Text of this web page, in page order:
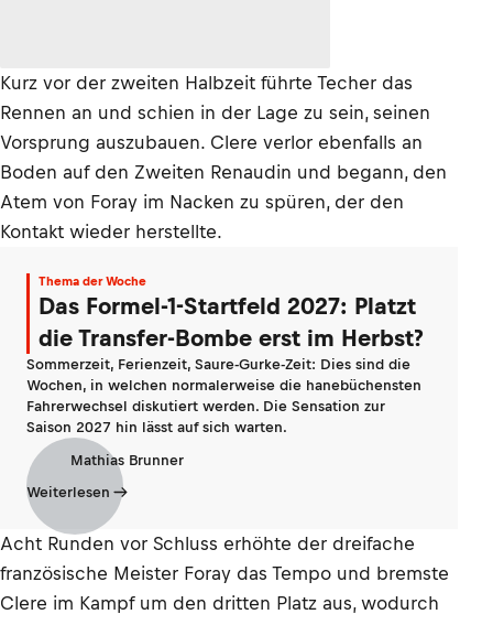
Kurz vor der zweiten Halbzeit führte Techer das
Rennen an und schien in der Lage zu sein, seinen
Vorsprung auszubauen. Clere verlor ebenfalls an
Boden auf den Zweiten Renaudin und begann, den
Atem von Foray im Nacken zu spüren, der den
Kontakt wieder herstellte.
Thema der Woche
Das Formel-1-Startfeld 2027: Platzt
die Transfer-Bombe erst im Herbst?
Sommerzeit, Ferienzeit, Saure-Gurke-Zeit: Dies sind die
Wochen, in welchen normalerweise die hanebüchensten
Fahrerwechsel diskutiert werden. Die Sensation zur
Saison 2027 hin lässt auf sich warten.
Mathias Brunner
Weiterlesen
Acht Runden vor Schluss erhöhte der dreifache
französische Meister Foray das Tempo und bremste
Clere im Kampf um den dritten Platz aus, wodurch